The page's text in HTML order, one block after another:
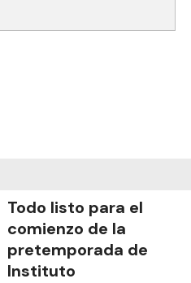
Todo listo para el
comienzo de la
pretemporada de
Instituto